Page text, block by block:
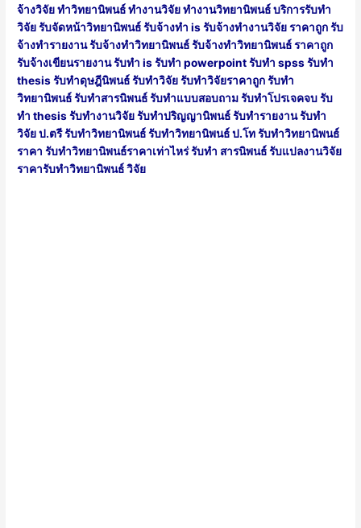
จ้างวิจัย ทําวิทยานิพนธ์ ทำงานวิจัย ทำงานวิทยานิพนธ์ บริการรับทำ
วิจัย รับจัดหน้าวิทยานิพนธ์ รับจ้างทำ is รับจ้างทํางานวิจัย ราคาถูก รับ
จ้างทํารายงาน รับจ้างทําวิทยานิพนธ์ รับจ้างทําวิทยานิพนธ์ ราคาถูก
รับจ้างเขียนรายงาน รับทำ is รับทำ powerpoint รับทำ spss รับทำ
thesis รับทำดุษฎีนิพนธ์ รับทำวิจัย รับทำวิจัยราคาถูก รับทำ
วิทยานิพนธ์ รับทำสารนิพนธ์ รับทำแบบสอบถาม รับทำโปรเจคจบ รับ
ทํา thesis รับทํางานวิจัย รับทําปริญญานิพนธ์ รับทํารายงาน รับทํา
วิจัย ป.ตรี รับทําวิทยานิพนธ์ รับทําวิทยานิพนธ์ ป.โท รับทําวิทยานิพนธ์
ราคา รับทําวิทยานิพนธ์ราคาเท่าไหร่ รับทํา สารนิพนธ์ รับแปลงานวิจัย
ราคารับทำวิทยานิพนธ์ วิจัย